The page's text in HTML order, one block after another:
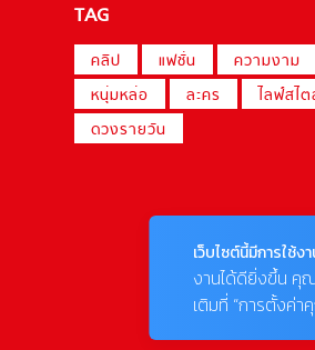
TAG
คลิป แฟชั่น ความงาม
หนุ่มหล่อ
ละคร
ไลฟ์สไ
ดวงรายวัน
เว็บไซต์นี้มีการใช้ง
งานได้ดียิ่งขึ้น คุ
เติมที่ “การตั้งค่า